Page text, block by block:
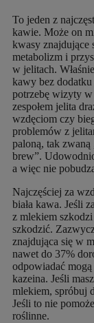
To jeden z
kawie. Może on
kwasy znajdujące
metabolizm i
w jelitach.
kawy bez dodatku
potrzebę wizyty w
zespołem jelita
wzdęciom czy
problemów z
paloną, tak zwaną
brew”.
a więc nie
Najczęściej za
biała kawa. Jeśli
z mlekiem
szkodzić.
znajdująca się w
nawet do 37%
odpowiadać mogą
kazeina. Jeśli
mlekiem, spróbuj
Jeśli to nie
roślinne.